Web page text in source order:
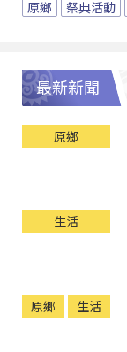
原鄉 祭典活動
最新新聞
原鄉
生活
原鄉 生活